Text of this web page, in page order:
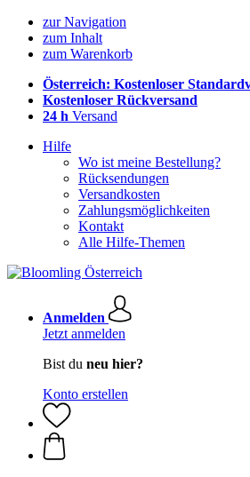
zur Navigation
zum Inhalt
zum Warenkorb
Österreich: Kostenloser
Kostenloser Rückversand
24 h Versand
Hilfe
Wo ist meine Bestellung?
Rücksendungen
Versandkosten
Zahlungsmöglichkeiten
Kontakt
Alle Hilfe-Themen
Anmelden
Jetzt anmelden
Bist du neu hier?
Konto erstellen